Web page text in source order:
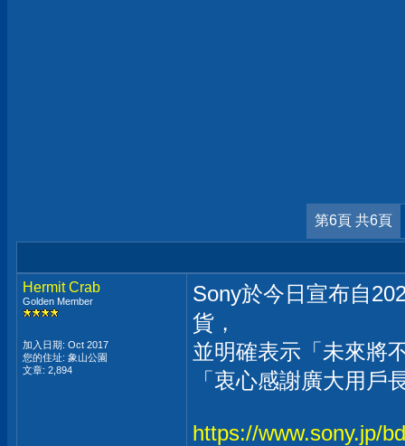
第6頁 共6頁
Hermit Crab
Golden Member
加入日期: Oct 2017
您的住址: 象山公園
文章: 2,894
Sony於今日宣布自
貨，
並明確表示「未來將
「衷心感謝廣大用戶
https://www.sony.jp/